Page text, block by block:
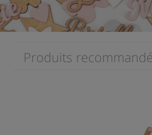
Produits